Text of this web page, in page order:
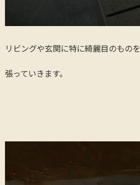
リビングや玄関に特に綺麗目のものを
張っていきます。